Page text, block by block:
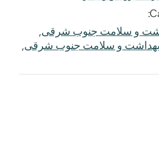
و سلامت جنوب شرقی,
بهداشت و سلامت جنوب شرقی,